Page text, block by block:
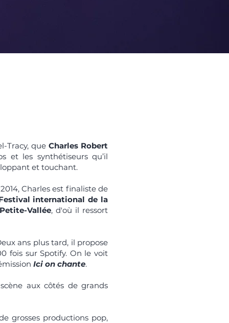
Tracy, que Charles Robert
et les synthétiseurs qu’il
et touchant.
Charles est finaliste de
international de la
Vallée, d'où il ressort
ans plus tard, il propose
fois sur Spotify. On le voit
Ici on chante.
aux côtés de grands
grosses productions pop,